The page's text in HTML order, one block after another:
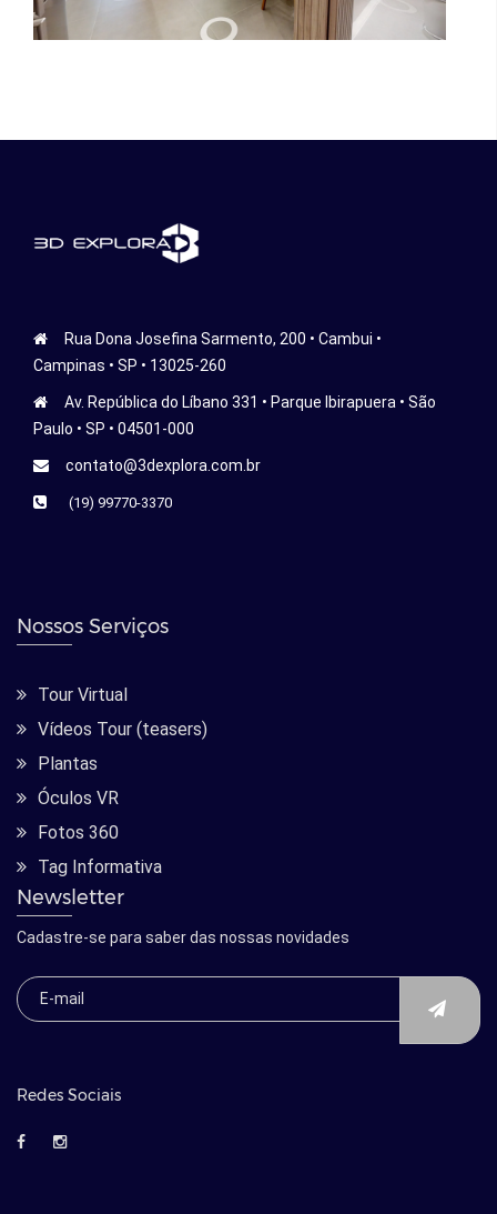
Rua Dona Josefina Sarmento, 200 • Cambui •
Campinas • SP • 13025-260
Av. República do Líbano 331 • Parque Ibirapuera • São
Paulo • SP • 04501-000
contato@3dexplora.com.br
(19) 99770-3370
Nossos Serviços
Tour Virtual
Vídeos Tour (teasers)
Plantas
Óculos VR
Fotos 360
Tag Informativa
Newsletter
Cadastre-se para saber das nossas novidades
Redes Sociais